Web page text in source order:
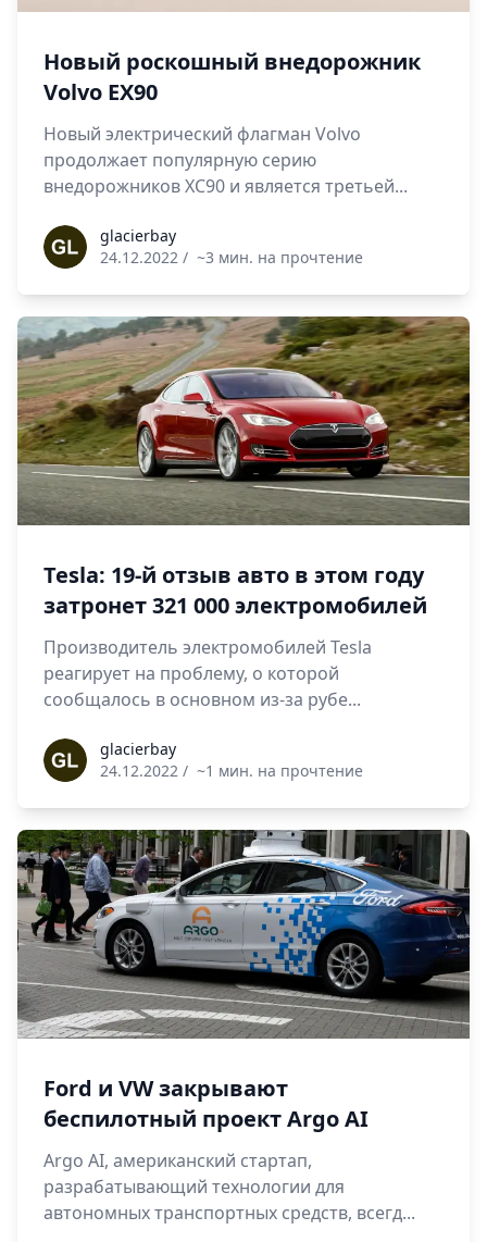
Новый роскошный внедорожник
Volvo EX90
Новый электрический флагман Volvo
продолжает популярную серию
внедорожников XC90 и является третьей...
glacierbayglacierbay
24.12.2022 / ~3 мин. на прочтение
Tesla: 19-й отзыв авто в этом году
затронет 321 000 электромобилей
Производитель электромобилей Tesla
реагирует на проблему, о которой
сообщалось в основном из-за рубе...
glacierbayglacierbay
24.12.2022 / ~1 мин. на прочтение
Ford и VW закрывают
беспилотный проект Argo AI
Argo AI, американский стартап,
разрабатывающий технологии для
автономных транспортных средств, всегд...